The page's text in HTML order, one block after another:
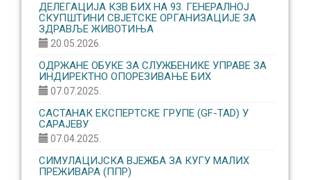
ДЕЛЕГАЦИЈА КЗВ БИХ НА 93. ГЕНЕРАЛНОЈ
СКУПШТИНИ СВЈЕТСКЕ ОРГАНИЗАЦИЈЕ ЗА
ЗДРАВЉЕ ЖИВОТИЊА
20.05.2026.
ОДРЖАНЕ ОБУКЕ ЗА СЛУЖБЕНИКЕ УПРАВЕ ЗА
ИНДИРЕКТНО ОПОРЕЗИВАЊЕ БИХ
07.07.2025.
САСТАНАК ЕКСПЕРТСКЕ ГРУПЕ (GF-TAD) У
САРАЈЕВУ
07.04.2025.
СИМУЛАЦИЈСКА ВЈЕЖБА ЗА КУГУ МАЛИХ
ПРЕЖИВАРА (ППР)